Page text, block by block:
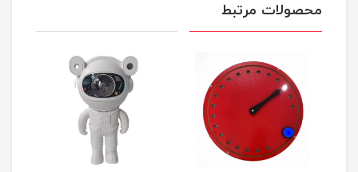
محصولات مرتبط